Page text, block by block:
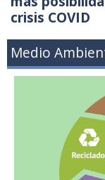
crisis COVID
Medio